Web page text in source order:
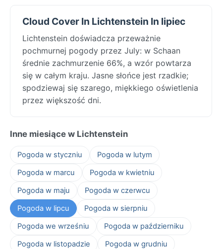
Cloud Cover In Lichtenstein In lipiec
Lichtenstein doświadcza przeważnie
pochmurnej pogody przez July: w Schaan
średnie zachmurzenie 66%, a wzór powtarza
się w całym kraju. Jasne słońce jest rzadkie;
spodziewaj się szarego, miękkiego oświetlenia
przez większość dni.
Inne miesiące w Lichtenstein
Pogoda w styczniu
Pogoda w lutym
Pogoda w marcu
Pogoda w kwietniu
Pogoda w maju
Pogoda w czerwcu
Pogoda w lipcu
Pogoda w sierpniu
Pogoda we wrześniu
Pogoda w październiku
Pogoda w listopadzie
Pogoda w grudniu